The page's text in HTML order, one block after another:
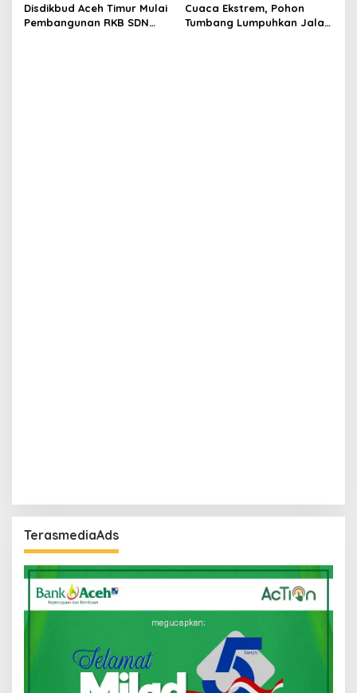
Disdikbud Aceh Timur Mulai
Pembangunan RKB SDN
Cuaca Ekstrem, Pohon
Tumbang Lumpuhkan Jalan
TerasmediaAds